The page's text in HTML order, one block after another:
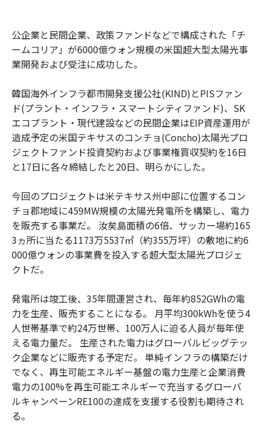
公企業と民間企業、政策ファンドなどで構成された「チ
ームコリア」が6000億ウォン規模の米国超大型太陽光事
業開発および受注に成功した。
韓国海外インフラ都市開発支援公社(KIND)とPISファン
ド(プラント・インフラ・スマートシティファンド)、SK
エコプラント・現代建設などの民間企業はEIP資産運用が
造成予定の米国テキサスのコンチョ(Concho)太陽光プロ
ジェクトファンド投資契約および事業権買収契約を16日
と17日に各々締結したと20日、明らかにした。
今回のプロジェクトは米テキサス州中部に位置するコン
チョ郡地域に459MW規模の太陽光発電所を構築し、電力
を販売する事業だ。 汝矣島面積の6倍、サッカー場約165
3ヵ所に当たる1173万5537㎡（約355万坪）の敷地に約6
000億ウォンの事業費を投入する超大型太陽光プロジェ
クトだ。
発電所は竣工後、35年間運営され、毎年約852GWhの電
力を生産、販売することになる。 月平均300kWhを使う4
人世帯基準で約24万世帯、100万人に迫る人員が毎年使
える電力量だ。 生産された電力はグローバルビッグテッ
ク企業などに販売する予定だ。 単純インフラの構築だけ
でなく、再生可能エネルギー基盤の電力生産と企業消費
電力の100%を再生可能エネルギーで充当するグローバ
ルキャンペーンRE100の達成を支援する役割も期待され
る。